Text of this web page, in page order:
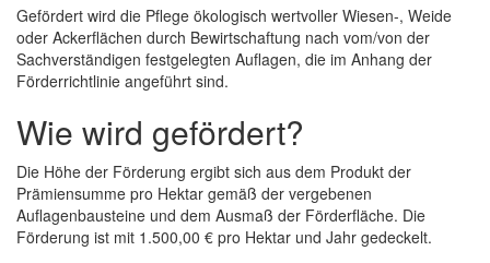
Gefördert wird die Pflege ökologisch wertvoller Wiesen-, Weide
oder Ackerflächen durch Bewirtschaftung nach vom/von der
Sachverständigen festgelegten Auflagen, die im Anhang der
Förderrichtlinie angeführt sind.
Wie wird gefördert?
Die Höhe der Förderung ergibt sich aus dem Produkt der
Prämiensumme pro Hektar gemäß der vergebenen
Auflagenbausteine und dem Ausmaß der Förderfläche. Die
Förderung ist mit 1.500,00 € pro Hektar und Jahr gedeckelt.